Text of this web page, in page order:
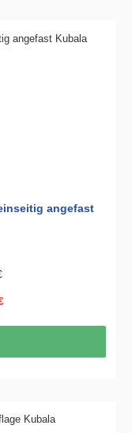
angefast